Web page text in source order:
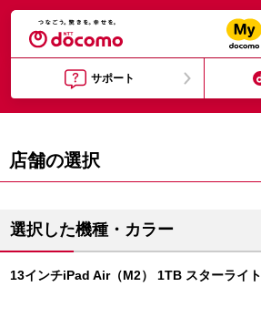
サポート
店舗の選択
選択した機種・カラー
13インチiPad Air（M2） 1TB スターライト